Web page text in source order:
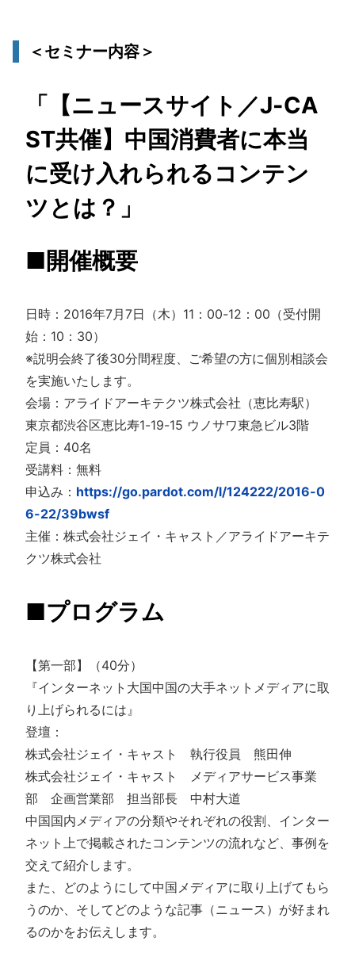
＜セミナー内容＞
「【ニュースサイト／J-CA
ST共催】中国消費者に本当
に受け入れられるコンテン
ツとは？」
■開催概要
日時：2016年7月7日（木）11：00-12：00（受付開
始：10：30）
※説明会終了後30分間程度、ご希望の方に個別相談会
を実施いたします。
会場：アライドアーキテクツ株式会社（恵比寿駅）
東京都渋谷区恵比寿1-19-15 ウノサワ東急ビル3階
定員：40名
受講料：無料
申込み： https://go.pardot.com/l/124222/2016-0
6-22/39bwsf
主催：株式会社ジェイ・キャスト／アライドアーキテ
クツ株式会社
■プログラム
【第一部】（40分）
『インターネット大国中国の大手ネットメディアに取
り上げられるには』
登壇：
株式会社ジェイ・キャスト 執行役員 熊田伸
株式会社ジェイ・キャスト メディアサービス事業
部 企画営業部 担当部長 中村大道
中国国内メディアの分類やそれぞれの役割、インター
ネット上で掲載されたコンテンツの流れなど、事例を
交えて紹介します。
また、どのようにして中国メディアに取り上げてもら
うのか、そしてどのような記事（ニュース）が好まれ
るのかをお伝えします。